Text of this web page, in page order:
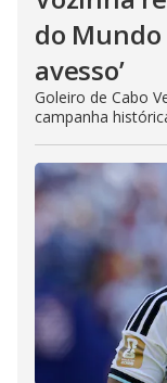
do Mundo
avesso’
Goleiro de Cabo
campanha